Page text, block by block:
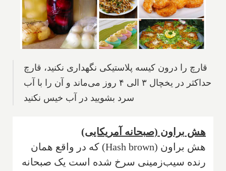
قارچ را درون کیسه پلاستیکی نگهداری نکنید، قارچ
حداکثر در یخچال ۳ الی ۴ روز می‌ماند و آن را با آب
سرد بشویید در آب خیس نکنید
هش براون (صبحانه آمریکایی)
هش براون (Hash brown) که در واقع همان
رنده سیب‌زمینی سرخ شده است یک صبحانه